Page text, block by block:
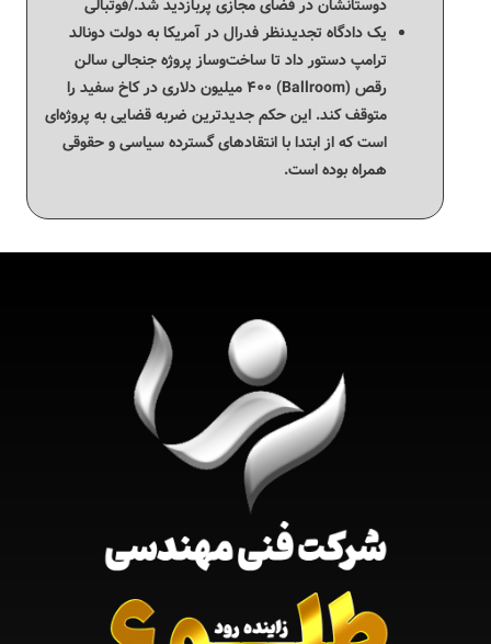
دوستانشان در فضای مجازی پربازدید شد./فوتبالی
یک دادگاه تجدیدنظر فدرال در آمریکا به دولت دونالد
ترامپ دستور داد تا ساخت‌وساز پروژه جنجالی سالن
رقص (Ballroom) ۴۰۰ میلیون دلاری در کاخ سفید را
متوقف کند. این حکم جدیدترین ضربه قضایی به پروژه‌ای
است که از ابتدا با انتقادهای گسترده سیاسی و حقوقی
همراه بوده است.